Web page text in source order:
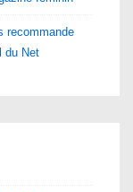
recommande
du Net